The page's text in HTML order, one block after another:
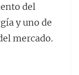
del
y uno de
mercado.